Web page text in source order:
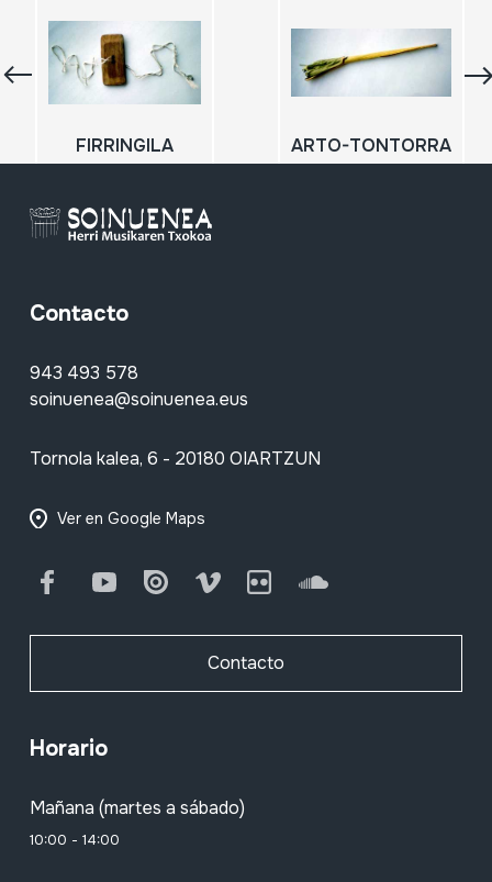
FIRRINGILA ARTO-TONTORRA
Contacto
943 493 578
soinuenea@soinuenea.eus
Tornola kalea, 6 - 20180 OIARTZUN
Ver en Google Maps
FacebookYoutube Issuu Vimeo Flickr SoundCloud
Contacto
Horario
Mañana (martes a sábado)
10:00 - 14:00